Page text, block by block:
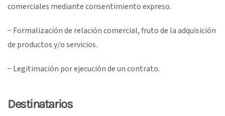
comerciales mediante consentimiento expreso.
− Formalización de relación comercial, fruto de la adquisición
de productos y/o servicios.
− Legitimación por ejecución de un contrato.
Destinatarios